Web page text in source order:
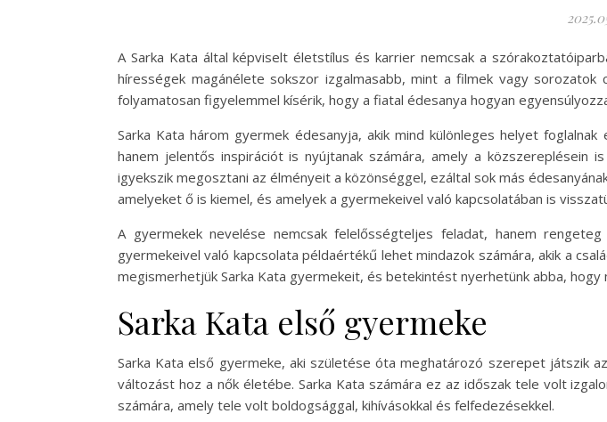
A Sarka Kata által képviselt életstílus és karrier nemcsak a
hírességek magánélete sokszor izgalmasabb, mint a filmek vagy
folyamatosan figyelemmel kísérik, hogy a fiatal édesanya hogyan
Sarka Kata három gyermek édesanyja, akik mind különleges helyet
hanem jelentős inspirációt is nyújtanak számára, amely a közszereplésein
igyekszik megosztani az élményeit a közönséggel, ezáltal sok más
amelyeket ő is kiemel, és amelyek a gyermekeivel való kapcsolatában is
A gyermekek nevelése nemcsak felelősségteljes feladat, hanem
gyermekeivel való kapcsolata példaértékű lehet mindazok számára, akik a
megismerhetjük Sarka Kata gyermekeit, és betekintést nyerhetünk abba, hogy
Sarka Kata első gyermeke
Sarka Kata első gyermeke, aki születése óta meghatározó szerepet játszik
változást hoz a nők életébe. Sarka Kata számára ez az időszak tele volt
számára, amely tele volt boldogsággal, kihívásokkal és felfedezésekkel.